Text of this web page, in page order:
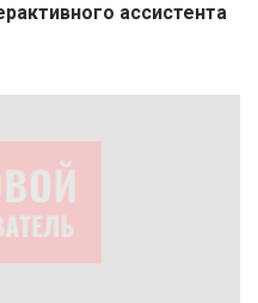
ассистента